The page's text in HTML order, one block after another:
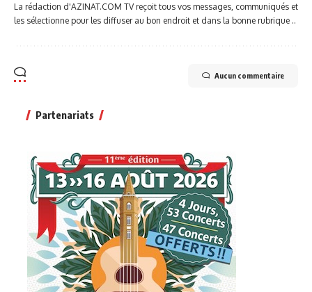
La rédaction d'AZINAT.COM TV reçoit tous vos messages, communiqués et
les sélectionne pour les diffuser au bon endroit et dans la bonne rubrique ..
Aucun commentaire
Partenariats